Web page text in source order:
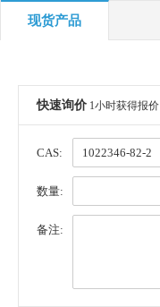
现货产品
快速询价 1小时获得报价
CAS:
数量:
备注: